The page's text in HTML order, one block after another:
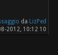
da LizPed
2012, 10:12 10